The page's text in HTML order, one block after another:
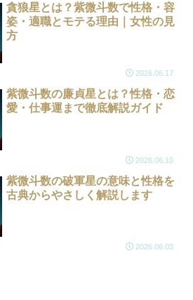
貪狼星とは？紫微斗数で性格・容
姿・適職とモテる理由｜女性の見
方
2026.06.17
紫微斗数の廉貞星とは？性格・恋
愛・仕事運まで徹底解説ガイド
2026.06.10
紫微斗数の破軍星の意味と性格を
古典からやさしく解説します
2026.06.03